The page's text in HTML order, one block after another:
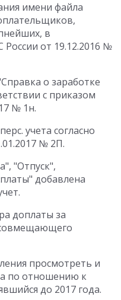
имени файла
в
от 19.12.2016 №
о заработке
с приказом
№ 1н.
учета согласно
№ 2П.
"Отпуск",
добавлена
доплаты за
просмотреть и
по отношению к
до 2017 года.